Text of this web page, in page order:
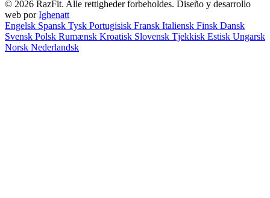
© 2026 RazFit. Alle rettigheder forbeholdes. Diseño y desarrollo
web porIghenatt
Engelsk Spansk Tysk Portugisisk Fransk Italiensk Finsk Dansk
Svensk Polsk Rumænsk Kroatisk Slovensk Tjekkisk Estisk Ungarsk
Norsk Nederlandsk